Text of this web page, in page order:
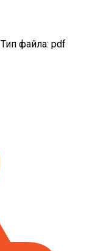
Тип файла: pdf